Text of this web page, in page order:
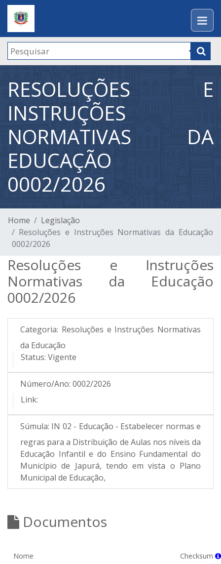
RESOLUÇÕES E
INSTRUÇÕES
NORMATIVAS DA
EDUCAÇÃO
0002/2026
Home
Legislação
Resoluções e Instruções Normativas da Educação
0002/2026
Resoluções e Instruções
Normativas da Educação
0002/2026
Categoria: Resoluções e Instruções Normativas
da Educação
Status: Vigente
Número/Ano: 0002/2026
Link:
Súmula: IN 02 - Educação - Estabelecer normas e
regras para a Distribuição de Aulas nos níveis da
Educação Infantil e do Ensino Fundamental do
Município de Japurá, tendo em vista o Plano
Municipal de Educação,
Documentos
Nome Checksum